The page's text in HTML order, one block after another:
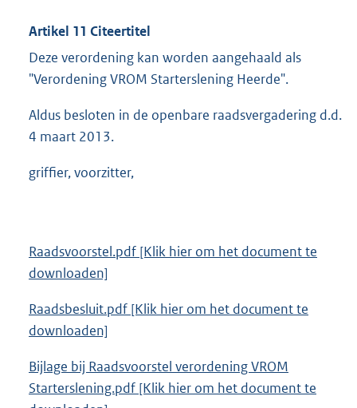
Artikel 11 Citeertitel
Deze verordening kan worden aangehaald als
"Verordening VROM Starterslening Heerde".
Aldus besloten in de openbare raadsvergadering d.d.
4 maart 2013.
griffier, voorzitter,
Raadsvoorstel.pdf [Klik hier om het document te
downloaden]
Raadsbesluit.pdf [Klik hier om het document te
downloaden]
Bijlage bij Raadsvoorstel verordening VROM
Starterslening.pdf [Klik hier om het document te